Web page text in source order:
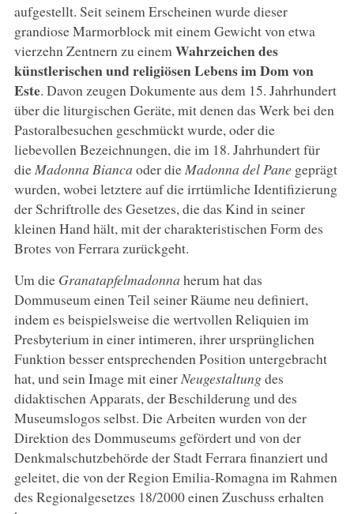
aufgestellt. Seit seinem Erscheinen wurde dieser
grandiose Marmorblock mit einem Gewicht von etwa
vierzehn Zentnern zu einem Wahrzeichen des
künstlerischen und religiösen Lebens im Dom von
Este. Davon zeugen Dokumente aus dem 15. Jahrhundert
über die liturgischen Geräte, mit denen das Werk bei den
Pastoralbesuchen geschmückt wurde, oder die
liebevollen Bezeichnungen, die im 18. Jahrhundert für
die Madonna Bianca oder die Madonna del Panegeprägt
wurden, wobei letztere auf die irrtümliche Identifizierung
der Schriftrolle des Gesetzes, die das Kind in seiner
kleinen Hand hält, mit der charakteristischen Form des
Brotes von Ferrara zurückgeht.
Um die Granatapfelmadonna herum hat das
Dommuseum einen Teil seiner Räume neu definiert,
indem es beispielsweise die wertvollen Reliquien im
Presbyterium in einer intimeren, ihrer ursprünglichen
Funktion besser entsprechenden Position untergebracht
hat, und sein Image mit einer Neugestaltungdes
didaktischen Apparats, der Beschilderung und des
Museumslogos selbst. Die Arbeiten wurden von der
Direktion des Dommuseums gefördert und von der
Denkmalschutzbehörde der Stadt Ferrara finanziert und
geleitet, die von der Region Emilia-Romagna im Rahmen
des Regionalgesetzes 18/2000 einen Zuschuss erhalten